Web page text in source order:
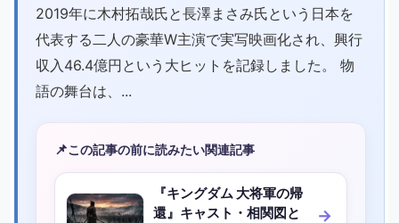
2019年に木村拓哉氏と長澤まさみ氏という日本を
代表する二人の豪華W主演で実写映画化され、興行
収入46.4億円という大ヒットを記録しました。 物
語の舞台は、...
📌この記事の前に読みたい関連記事
『キングダム 大将軍の帰
還』キャスト・相関図と